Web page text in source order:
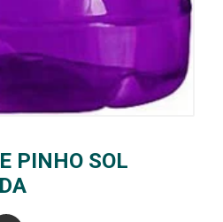
PINHO SOL